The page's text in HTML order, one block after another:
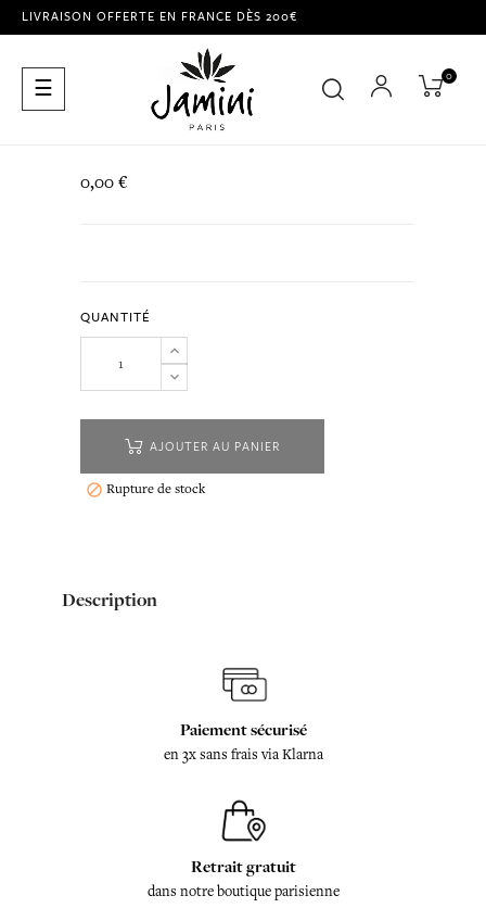
LIVRAISON OFFERTE EN FRANCE DÈS 200€
Basculer
la
☰ 0
0,00 €
QUANTITÉ
AJOUTER AU PANIER
 Rupture de stock
Description
Paiement sécurisé
en 3x sans frais via Klarna
Retrait gratuit
dans notre boutique parisienne